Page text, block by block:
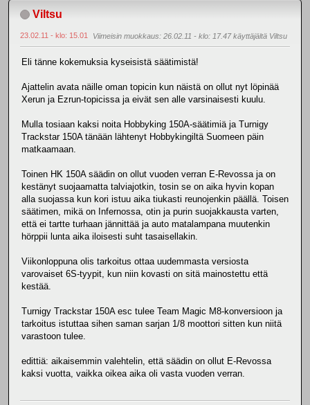
Viltsu
23.02.11 - klo: 15.01 Viimeisin muokkaus: 26.02.11 - klo: 17.47 käyttäjältä Viltsu
Eli tänne kokemuksia kyseisistä säätimistä!
Ajattelin avata näille oman topicin kun näistä on ollut nyt löpinää
Xerun ja Ezrun-topicissa ja eivät sen alle varsinaisesti kuulu.
Mulla tosiaan kaksi noita Hobbyking 150A-säätimiä ja Turnigy
Trackstar 150A tänään lähtenyt Hobbykingiltä Suomeen päin
matkaamaan.
Toinen HK 150A säädin on ollut vuoden verran E-Revossa ja on
kestänyt suojaamatta talviajotkin, tosin se on aika hyvin kopan
alla suojassa kun kori istuu aika tiukasti reunojenkin päällä. Toisen
säätimen, mikä on Infernossa, otin ja purin suojakkausta varten,
että ei tartte turhaan jännittää ja auto matalampana muutenkin
hörppii lunta aika iloisesti suht tasaisellakin.
Viikonloppuna olis tarkoitus ottaa uudemmasta versiosta
varovaiset 6S-tyypit, kun niin kovasti on sitä mainostettu että
kestää.
Turnigy Trackstar 150A esc tulee Team Magic M8-konversioon ja
tarkoitus istuttaa sihen saman sarjan 1/8 moottori sitten kun niitä
varastoon tulee.
edittiä: aikaisemmin valehtelin, että säädin on ollut E-Revossa
kaksi vuotta, vaikka oikea aika oli vasta vuoden verran.